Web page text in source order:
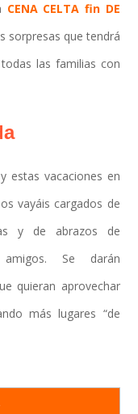
CENA CELTA fin DE
sorpresas que tendrá
las familias con
estas vacaciones en
vayáis cargados de
y de abrazos de
Se darán
quieran aprovechar
más lugares “de